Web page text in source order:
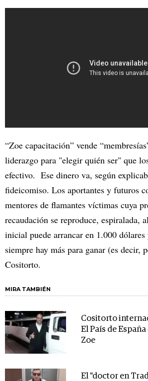
“Zoe capacitación” vende
liderazgo para "elegir quién ser" que
efectivo. Ese dinero va, según
fideicomiso. Los aportantes y futuros
mentores de flamantes víctimas cuya
recaudación se reproduce, espiralada,
inicial puede arrancar en 1.000
siempre hay más para ganar (es decir,
Cositorto.
MIRA TAMBIÉN
Cositorto
El País de
Zoe
El "doctor en